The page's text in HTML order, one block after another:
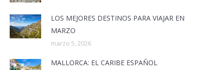
LOS MEJORES DESTINOS PARA VIAJAR EN
MARZO
marzo 5, 2026
MALLORCA: EL CARIBE ESPAÑOL